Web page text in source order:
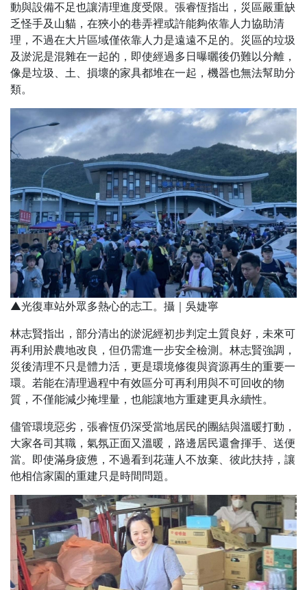
動與設備不足也讓清理進度受限。張睿恆指出，災區嚴重缺
乏怪手及山貓，在狹小的巷弄裡或許能夠依靠人力協助清
理，不過在大片區域僅依靠人力是遠遠不足的。災區的垃圾
及淤泥是混雜在一起的，即使經過多日曝曬後仍難以分離，
像是垃圾、土、損壞的家具都堆在一起，機器也無法幫助分
類。
▲光復車站外眾多熱心的志工。攝｜吳婕寧
林志賢指出，部分清出的淤泥經初步判定土質良好，未來可
再利用於農地改良，但仍需進一步安全檢測。林志賢強調，
災後清理不只是體力活，更是環境修復與資源再生的重要一
環。若能在清理過程中有效區分可再利用與不可回收的物
質，不僅能減少掩埋量，也能讓地方重建更具永續性。
儘管環境惡劣，張睿恆仍深受當地居民的團結與溫暖打動，
大家各司其職，氣氛正面又溫暖，路邊居民還會揮手、送便
當。即使滿身疲憊，不過看到花蓮人不放棄、彼此扶持，讓
他相信家園的重建只是時間問題。